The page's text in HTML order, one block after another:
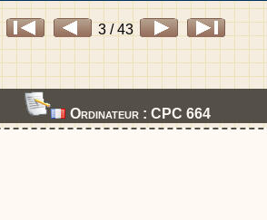
3 / 43
Ordinateur : CPC 664